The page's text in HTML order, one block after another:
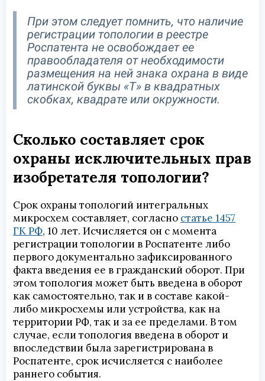
При этом следует помнить, что наличие
регистрации топологии в реестре
Роспатента не освобождает ее
правообладателя от необходимости
размещения на ней знака охрана в виде
латинской буквы «Т» в квадратных
скобках, квадрате или окружности.
Сколько составляет срок
охраны исключительных прав
изобретателя топологии?
Срок охраны топологий интегральных
микросхем составляет, согласно статье 1457
ГК РФ, 10 лет. Исчисляется он с момента
регистрации топологии в Роспатенте либо
первого документально зафиксированного
факта введения ее в гражданский оборот. При
этом топология может быть введена в оборот
как самостоятельно, так и в составе какой-
либо микросхемы или устройства, как на
территории РФ, так и за ее пределами. В том
случае, если топология введена в оборот и
впоследствии была зарегистрирована в
Роспатенте, срок исчисляется с наиболее
раннего события.